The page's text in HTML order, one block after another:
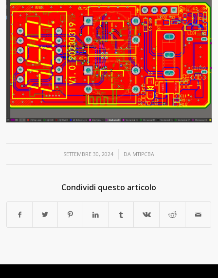
SETTEMBRE 30, 2024
/ DA MTIPCBA
Condividi questo articolo